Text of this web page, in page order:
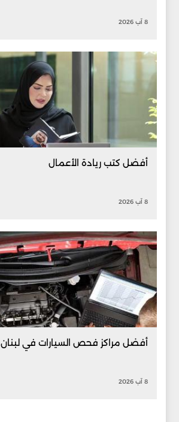
8 آب 2026
أفضل كتب ريادة الأعمال
8 آب 2026
أفضل مراكز فحص السيارات في لبنان
8 آب 2026